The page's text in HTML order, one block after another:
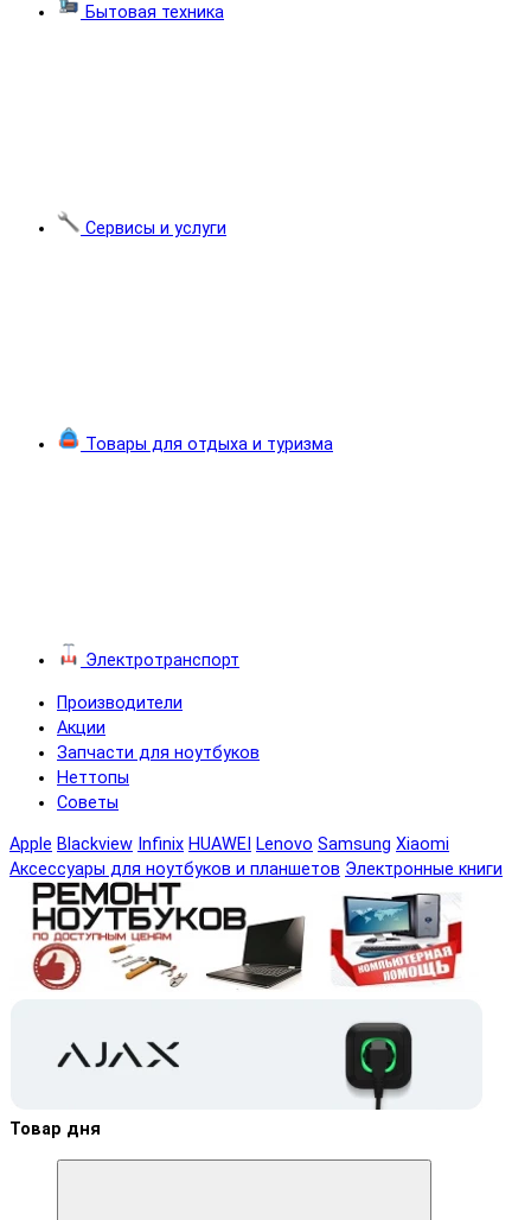
Бытовая техника
Сервисы и услуги
Товары для отдыха и туризма
Электротранспорт
Производители
Акции
Запчасти для ноутбуков
Неттопы
Советы
Apple Blackview Infinix HUAWEI Lenovo Samsung Xiaomi
Аксессуары для ноутбуков и планшетов Электронные книги
Товар дня